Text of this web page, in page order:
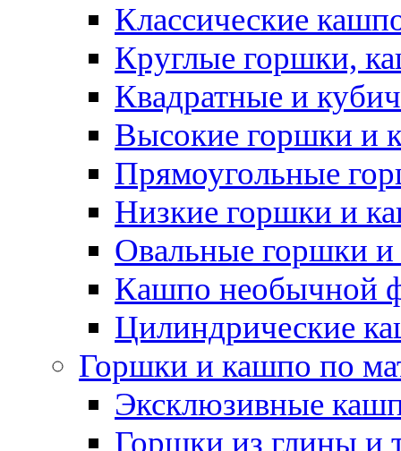
Классические
Круглые горшки,
Квадратные и
Высокие горшки и
Прямоугольные
Низкие горшки и
Овальные горшки
Кашпо необычной
Цилиндрические
Горшки и кашпо по
Эксклюзивные
Горшки из глины и